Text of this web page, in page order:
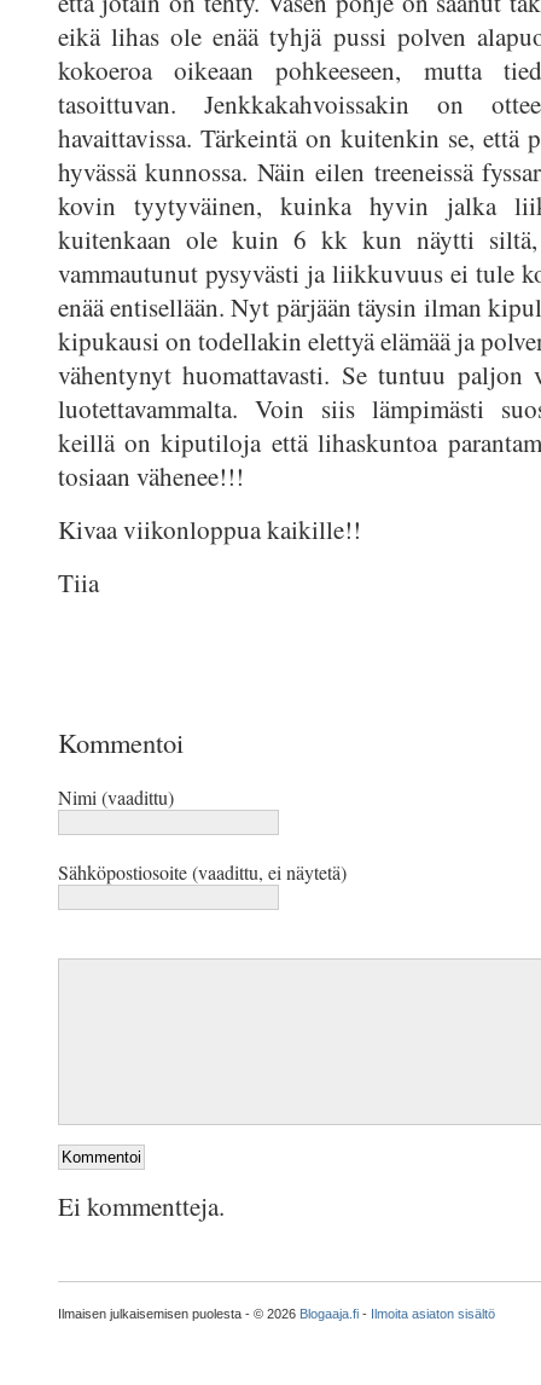
eikä lihas ole enää tyhjä pussi polven
kokoeroa oikeaan pohkeeseen, mutta
tasoittuvan. Jenkkakahvoissakin on
havaittavissa. Tärkeintä on kuitenkin se, että
hyvässä kunnossa. Näin eilen treeneissä
kovin tyytyväinen, kuinka hyvin jalka
kuitenkaan ole kuin 6 kk kun näytti
vammautunut pysyvästi ja liikkuvuus ei tule
enää entisellään. Nyt pärjään täysin ilman
kipukausi on todellakin elettyä elämää ja
vähentynyt huomattavasti. Se tuntuu paljon
luotettavammalta. Voin siis lämpimästi
keillä on kiputiloja että lihaskuntoa
tosiaan vähenee!!!
Kivaa viikonloppua kaikille!!
Tiia
Kommentoi
Nimi (vaadittu)
Sähköpostiosoite (vaadittu, ei näytetä)
Ei kommentteja.
Ilmaisen julkaisemisen puolesta - © 2026 Blogaaja.fi- Ilmoita asiaton sisältö